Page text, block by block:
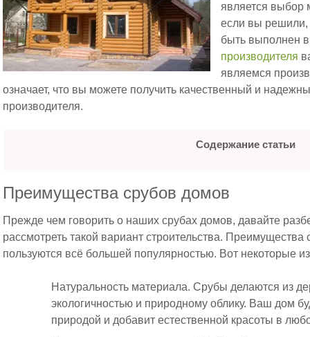
является выбор
если вы
быть выполнен
производителя
являемся
означает, что вы можете получить качественный и
производителя.
Содержание статьи
Преимущества срубов домов
Прежде чем говорить о наших срубах домов, давайте
рассмотреть такой вариант строительства.
пользуются всё большей популярностью. Вот некоторые
Натуральность материала. Срубы делаются из
экологичностью и природному облику. Ваш дом
природой и добавит естественной красоты в